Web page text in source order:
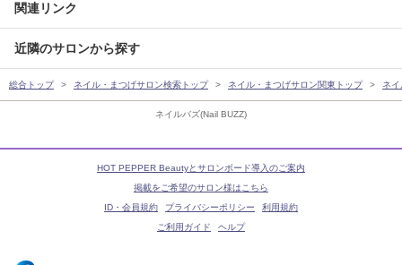
ネイルバズ(Nail BUZZ)
関連リンク
近隣のサロンから探す
総合トップ ネイル・まつげサロン検索トップ ネイル・まつげサロン関東トップ ネ
HOT PEPPER Beautyとサロンボード導入のご案内
掲載をご希望のサロン様はこちら
ID・会員規約
プライバシーポリシー
利用規約
ご利用ガイド
ヘルプ